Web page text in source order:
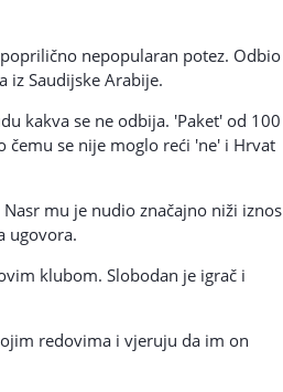
nepopularan potez. Odbio
iz Saudijske Arabije.
kakva se ne odbija. 'Paket' od 100
se nije moglo reći 'ne' i Hrvat
mu je nudio značajno niži iznos
ugovora.
klubom. Slobodan je igrač i
redovima i vjeruju da im on